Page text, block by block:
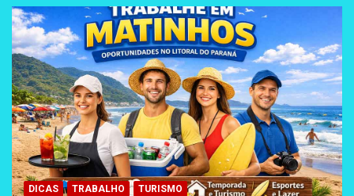
DICAS TRABALHO TURISMO